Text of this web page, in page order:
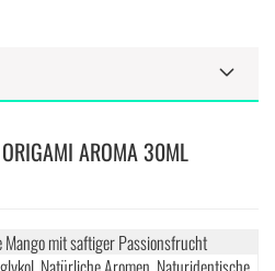
AROMA 30ML
Mango mit saftiger Passionsfrucht